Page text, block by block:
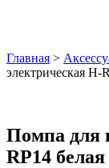
Главная >
электрическая H-
Помпа для
RP14 белая